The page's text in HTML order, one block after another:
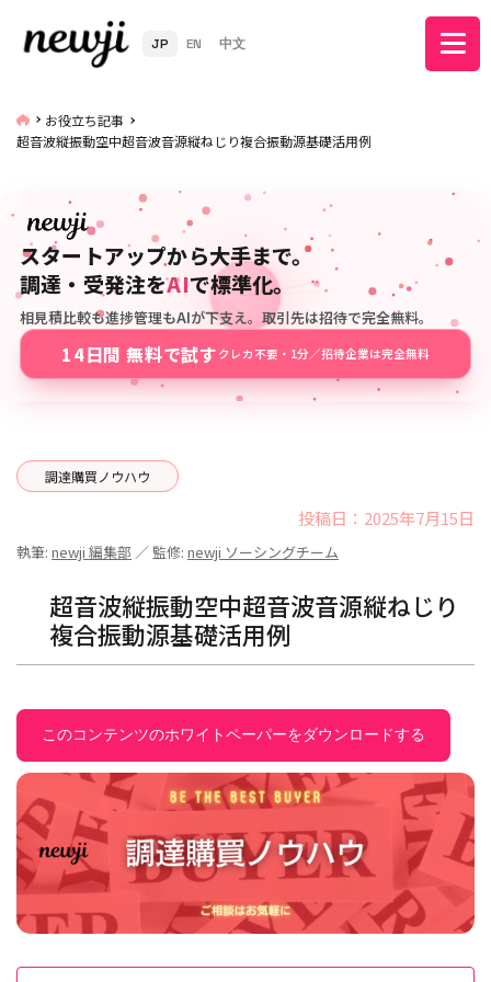
JP EN 中文
お役立ち記事
超音波縦振動空中超音波音源縦ねじり複合振動源基礎活用例
スタートアップから大手まで。
調達・受発注をAIで標準化。
相見積比較も進捗管理もAIが下支え。取引先は招待で完全無料。
14日間 無料で試す クレカ不要・1分／招待企業は完全無料
調達購買ノウハウ
投稿日：2025年7月15日
執筆: newji 編集部 ／ 監修: newji ソーシングチーム
超音波縦振動空中超音波音源縦ねじり
複合振動源基礎活用例
このコンテンツのホワイトペーパーをダウンロードする